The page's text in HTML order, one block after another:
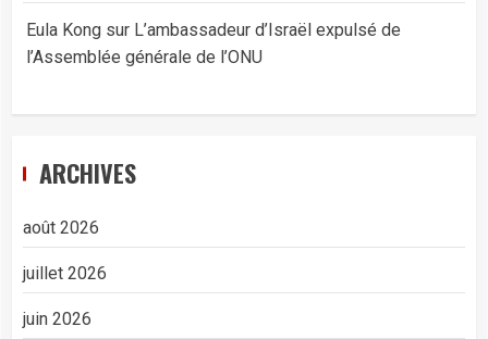
Eula Kong sur L’ambassadeur d’Israël expulsé de
l’Assemblée générale de l’ONU
ARCHIVES
août 2026
juillet 2026
juin 2026